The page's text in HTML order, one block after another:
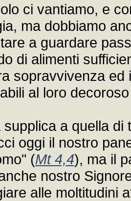
ci vantiamo, e
ma dobbiamo
a guardare
di alimenti
sopravvivenza
al loro
supplica a quella
oggi il nostro
(Mt 4,4), ma il
nostro
alle moltitudini